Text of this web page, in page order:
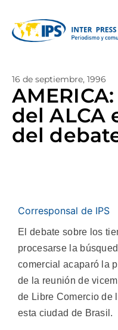
16 de septiembre, 1996
del ALCA
del
Corresponsal de IPS
El debate sobre los
procesarse la
comercial acaparó la
de la reunión de
de Libre Comercio de
esta ciudad de Brasil.